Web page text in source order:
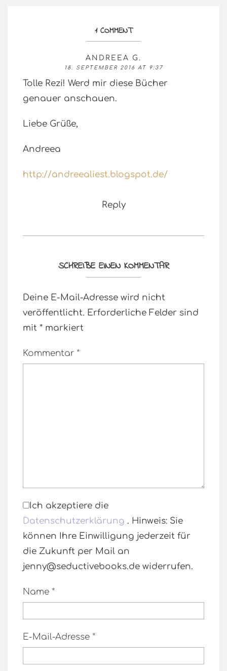
1 COMMENT
ANDREEA G.
18. SEPTEMBER 2016 AT 9:37
Tolle Rezi! Werd mir diese Bücher
genauer anschauen.
Liebe Grüße,
Andreea
http://andreealiest.blogspot.de/
Reply
SCHREIBE EINEN KOMMENTAR
Deine E-Mail-Adresse wird nicht
veröffentlicht. Erforderliche Felder sind
mit * markiert
Kommentar *
Ich akzeptiere die
Datenschutzerklärung . Hinweis: Sie
können Ihre Einwilligung jederzeit für
die Zukunft per Mail an
jenny@seductivebooks.de widerrufen.
Name *
E-Mail-Adresse *